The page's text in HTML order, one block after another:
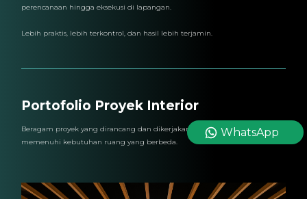
perencanaan hingga eksekusi di lapangan.
Lebih praktis, lebih terkontrol, dan hasil lebih terjamin.
Portofolio Proyek Interior
Beragam proyek yang dirancang dan dikerjakan untuk
memenuhi kebutuhan ruang yang berbeda.
WhatsApp